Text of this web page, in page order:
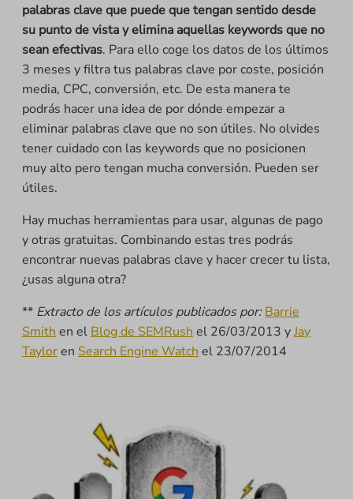
palabras clave que puede que tengan sentido desde
su punto de vista y elimina aquellas keywords que no
sean efectivas. Para ello coge los datos de los últimos
3 meses y filtra tus palabras clave por coste, posición
media, CPC, conversión, etc. De esta manera te
podrás hacer una idea de por dónde empezar a
eliminar palabras clave que no son útiles. No olvides
tener cuidado con las keywords que no posicionen
muy alto pero tengan mucha conversión. Pueden ser
útiles.
Hay muchas herramientas para usar, algunas de pago
y otras gratuitas. Combinando estas tres podrás
encontrar nuevas palabras clave y hacer crecer tu lista,
¿usas alguna otra?
** Extracto de los artículos publicados por: Barrie
Smith en el Blog de SEMRush el 26/03/2013 yJay
Tayloren Search Engine Watch el 23/07/2014